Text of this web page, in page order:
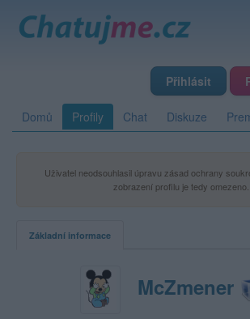
Přihlásit
Domů Profily Chat Diskuze
Uživatel neodsouhlasil úpravu zásad ochrany
zobrazení profilu je tedy omezeno.
Základní informace
McZmener